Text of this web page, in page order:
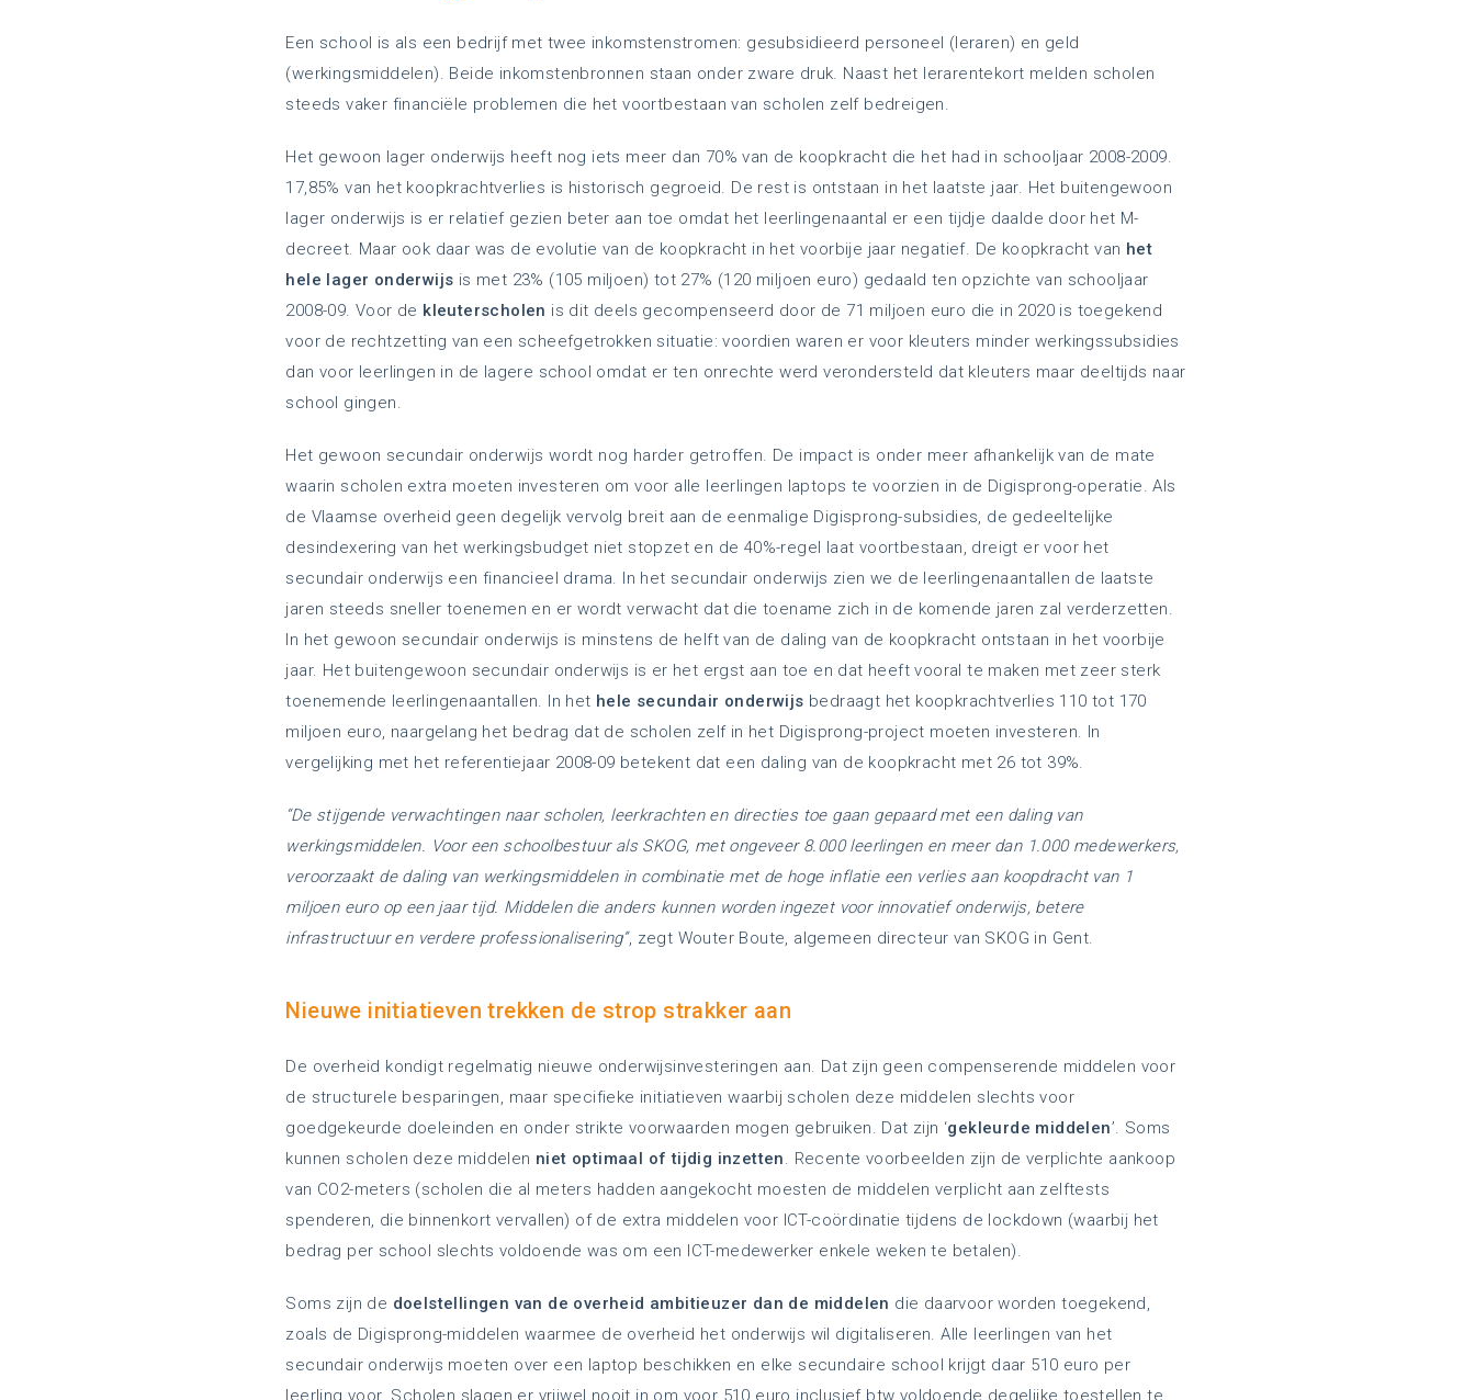
Een school is als een bedrijf met twee inkomstenstromen: gesubsidieerd personeel (leraren) en geld
(werkingsmiddelen). Beide inkomstenbronnen staan onder zware druk. Naast het lerarentekort melden scholen
steeds vaker financiële problemen die het voortbestaan van scholen zelf bedreigen.
Het gewoon lager onderwijs heeft nog iets meer dan 70% van de koopkracht die het had in schooljaar 2008-2009.
17,85% van het koopkrachtverlies is historisch gegroeid. De rest is ontstaan in het laatste jaar. Het buitengewoon
lager onderwijs is er relatief gezien beter aan toe omdat het leerlingenaantal er een tijdje daalde door het M-
decreet. Maar ook daar was de evolutie van de koopkracht in het voorbije jaar negatief. De koopkracht van het
hele lager onderwijs is met 23% (105 miljoen) tot 27% (120 miljoen euro) gedaald ten opzichte van schooljaar
2008-09. Voor de kleuterscholen is dit deels gecompenseerd door de 71 miljoen euro die in 2020 is toegekend
voor de rechtzetting van een scheefgetrokken situatie: voordien waren er voor kleuters minder werkingssubsidies
dan voor leerlingen in de lagere school omdat er ten onrechte werd verondersteld dat kleuters maar deeltijds naar
school gingen.
Het gewoon secundair onderwijs wordt nog harder getroffen. De impact is onder meer afhankelijk van de mate
waarin scholen extra moeten investeren om voor alle leerlingen laptops te voorzien in de Digisprong-operatie. Als
de Vlaamse overheid geen degelijk vervolg breit aan de eenmalige Digisprong-subsidies, de gedeeltelijke
desindexering van het werkingsbudget niet stopzet en de 40%-regel laat voortbestaan, dreigt er voor het
secundair onderwijs een financieel drama. In het secundair onderwijs zien we de leerlingenaantallen de laatste
jaren steeds sneller toenemen en er wordt verwacht dat die toename zich in de komende jaren zal verderzetten.
In het gewoon secundair onderwijs is minstens de helft van de daling van de koopkracht ontstaan in het voorbije
jaar. Het buitengewoon secundair onderwijs is er het ergst aan toe en dat heeft vooral te maken met zeer sterk
toenemende leerlingenaantallen. In het hele secundair onderwijs bedraagt het koopkrachtverlies 110 tot 170
miljoen euro, naargelang het bedrag dat de scholen zelf in het Digisprong-project moeten investeren. In
vergelijking met het referentiejaar 2008-09 betekent dat een daling van de koopkracht met 26 tot 39%.
“De stijgende verwachtingen naar scholen, leerkrachten en directies toe gaan gepaard met een daling van
werkingsmiddelen. Voor een schoolbestuur als SKOG, met ongeveer 8.000 leerlingen en meer dan 1.000 medewerkers,
veroorzaakt de daling van werkingsmiddelen in combinatie met de hoge inflatie een verlies aan koopdracht van 1
miljoen euro op een jaar tijd. Middelen die anders kunnen worden ingezet voor innovatief onderwijs, betere
infrastructuur en verdere professionalisering”, zegt Wouter Boute, algemeen directeur van SKOG in Gent.
Nieuwe initiatieven trekken de strop strakker aan
De overheid kondigt regelmatig nieuwe onderwijsinvesteringen aan. Dat zijn geen compenserende middelen voor
de structurele besparingen, maar specifieke initiatieven waarbij scholen deze middelen slechts voor
goedgekeurde doeleinden en onder strikte voorwaarden mogen gebruiken. Dat zijn ‘gekleurde middelen’. Soms
kunnen scholen deze middelen niet optimaal of tijdig inzetten. Recente voorbeelden zijn de verplichte aankoop
van CO2-meters (scholen die al meters hadden aangekocht moesten de middelen verplicht aan zelftests
spenderen, die binnenkort vervallen) of de extra middelen voor ICT-coördinatie tijdens de lockdown (waarbij het
bedrag per school slechts voldoende was om een ICT-medewerker enkele weken te betalen).
Soms zijn de doelstellingen van de overheid ambitieuzer dan de middelen die daarvoor worden toegekend,
zoals de Digisprong-middelen waarmee de overheid het onderwijs wil digitaliseren. Alle leerlingen van het
secundair onderwijs moeten over een laptop beschikken en elke secundaire school krijgt daar 510 euro per
leerling voor. Scholen slagen er vrijwel nooit in om voor 510 euro inclusief btw voldoende degelijke toestellen te